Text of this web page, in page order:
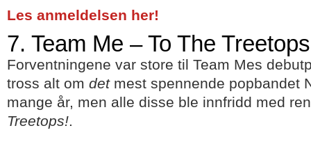
Les anmeldelsen her!
7. Team Me – To The
Forventningene var store til Team Mes
tross alt om det mest spennende popbandet
mange år, men alle disse ble innfridd med
Treetops!.